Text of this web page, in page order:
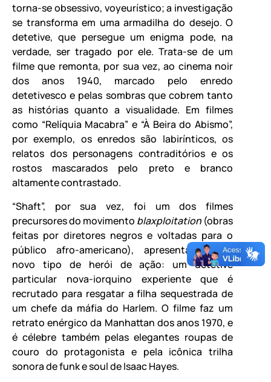
torna-se obsessivo, voyeurístico; a investigação
se transforma em uma armadilha do desejo. O
detetive, que persegue um enigma pode, na
verdade, ser tragado por ele. Trata-se de um
filme que remonta, por sua vez, ao cinema noir
dos anos 1940, marcado pelo enredo
detetivesco e pelas sombras que cobrem tanto
as histórias quanto a visualidade. Em filmes
como “Relíquia Macabra” e “À Beira do Abismo”,
por exemplo, os enredos são labirínticos, os
relatos dos personagens contraditórios e os
rostos mascarados pelo preto e branco
altamente contrastado.
“Shaft”, por sua vez, foi um dos filmes
precursores do movimento blaxploitation (obras
feitas por diretores negros e voltadas para o
público afro-americano), apresentando um
novo tipo de herói de ação: um detetive
particular nova-iorquino experiente que é
recrutado para resgatar a filha sequestrada de
um chefe da máfia do Harlem. O filme faz um
retrato enérgico da Manhattan dos anos 1970, e
é célebre também pelas elegantes roupas de
couro do protagonista e pela icônica trilha
sonora de funk e soul de Isaac Hayes.